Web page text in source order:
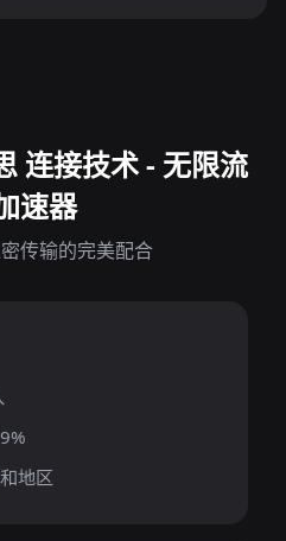
连接技术 - 无限流
速器
传输的完美配合
地区